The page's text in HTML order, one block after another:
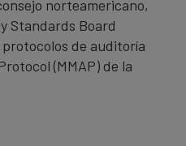
norteamericano,
Standards Board
protocolos de auditoría
(MMAP) de la